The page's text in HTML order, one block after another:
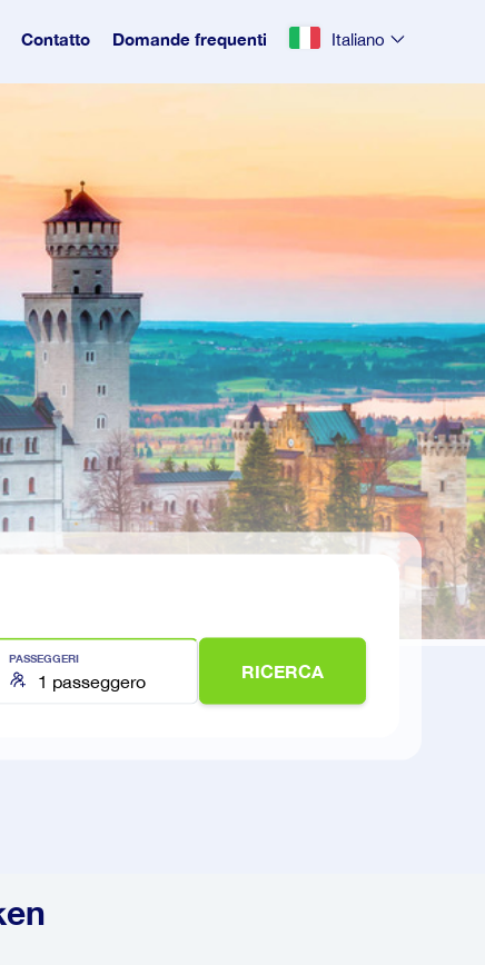
Contatto Domande frequenti Italiano
PASSEGGERI
RICERCA